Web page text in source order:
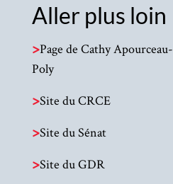
Aller plus loin
>Page de Cathy Apourceau-
Poly
>Site du CRCE
>Site du Sénat
>Site du GDR